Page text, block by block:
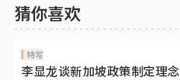
猜你喜欢
特写
李显龙谈新加坡政策制定理